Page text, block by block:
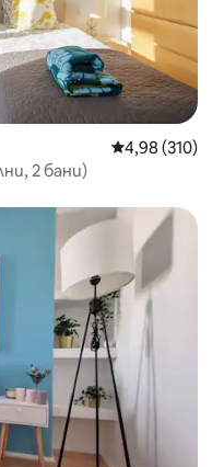
Средна
4,98 (310)
2 бани)